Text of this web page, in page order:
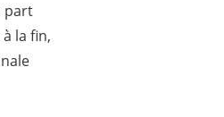
part
la fin,